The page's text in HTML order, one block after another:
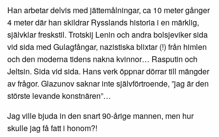
Han arbetar delvis med jättemålningar, ca 10 meter gånger
4 meter där han skildrar Rysslands historia i en märklig,
självklar freskstil. Trotskij Lenin och andra bolsjeviker sida
vid sida med Gulagfångar, nazistiska blixtar (!) från himlen
och den moderna tidens nakna kvinnor… Rasputin och
Jeltsin. Sida vid sida. Hans verk öppnar dörrar till mängder
av frågor. Glazunov saknar inte självförtroende, ”jag är den
störste levande konstnären”…
Jag ville bjuda in den snart 90-årige mannen, men hur
skulle jag få fatt i honom?!